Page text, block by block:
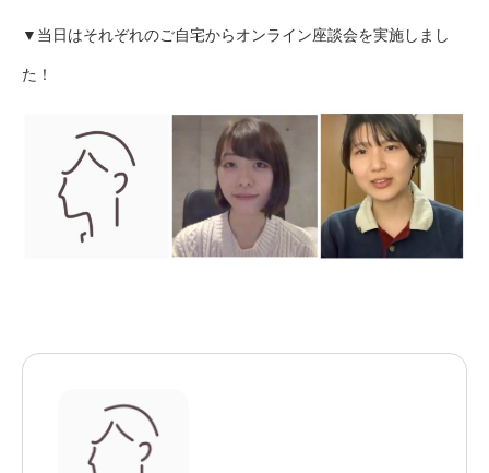
▼当日はそれぞれのご自宅からオンライン座談会を実施しまし
た！